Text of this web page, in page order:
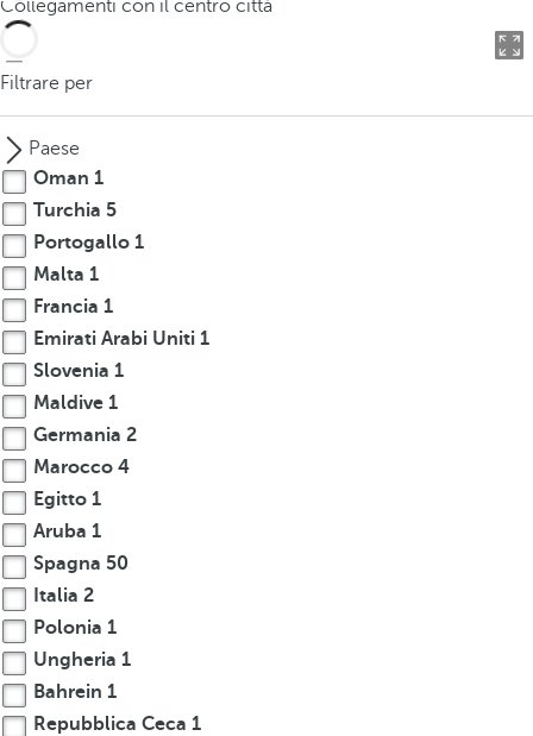
o
c
n
p
r
s
s
t
h
e
d
o
w
a
r
r
o
w
k
e
y
Collegamenti con il centro città
Filtrare per
Paese
Oman 1
Turchia 5
Portogallo 1
Malta 1
Francia 1
Emirati Arabi Uniti 1
Slovenia 1
Maldive 1
Germania 2
Marocco 4
Egitto 1
Aruba 1
Spagna 50
Italia 2
Polonia 1
Ungheria 1
Bahrein 1
Repubblica Ceca 1